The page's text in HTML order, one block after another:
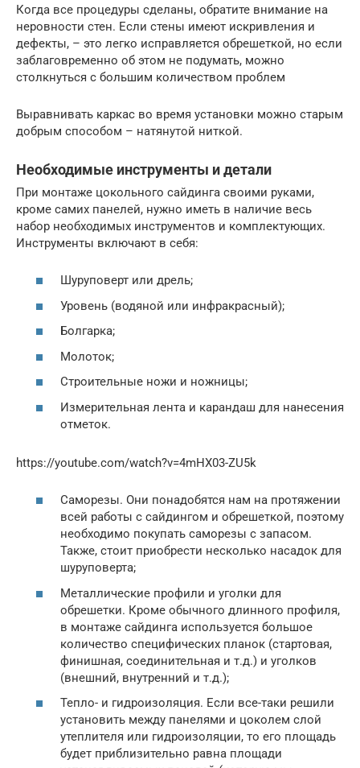
Когда все процедуры сделаны, обратите внимание на
неровности стен. Если стены имеют искривления и
дефекты, – это легко исправляется обрешеткой, но если
заблаговременно об этом не подумать, можно
столкнуться с большим количеством проблем
Выравнивать каркас во время установки можно старым
добрым способом – натянутой ниткой.
Необходимые инструменты и детали
При монтаже цокольного сайдинга своими руками,
кроме самих панелей, нужно иметь в наличие весь
набор необходимых инструментов и комплектующих.
Инструменты включают в себя:
Шуруповерт или дрель;
Уровень (водяной или инфракрасный);
Болгарка;
Молоток;
Строительные ножи и ножницы;
Измерительная лента и карандаш для нанесения
отметок.
https://youtube.com/watch?v=4mHX03-ZU5k
Саморезы. Они понадобятся нам на протяжении
всей работы с сайдингом и обрешеткой, поэтому
необходимо покупать саморезы с запасом.
Также, стоит приобрести несколько насадок для
шуруповерта;
Металлические профили и уголки для
обрешетки. Кроме обычного длинного профиля,
в монтаже сайдинга используется большое
количество специфических планок (стартовая,
финишная, соединительная и т.д.) и уголков
(внешний, внутренний и т.д.);
Тепло- и гидроизоляция. Если все-таки решили
установить между панелями и цоколем слой
утеплителя или гидроизоляции, то его площадь
будет приблизительно равна площади